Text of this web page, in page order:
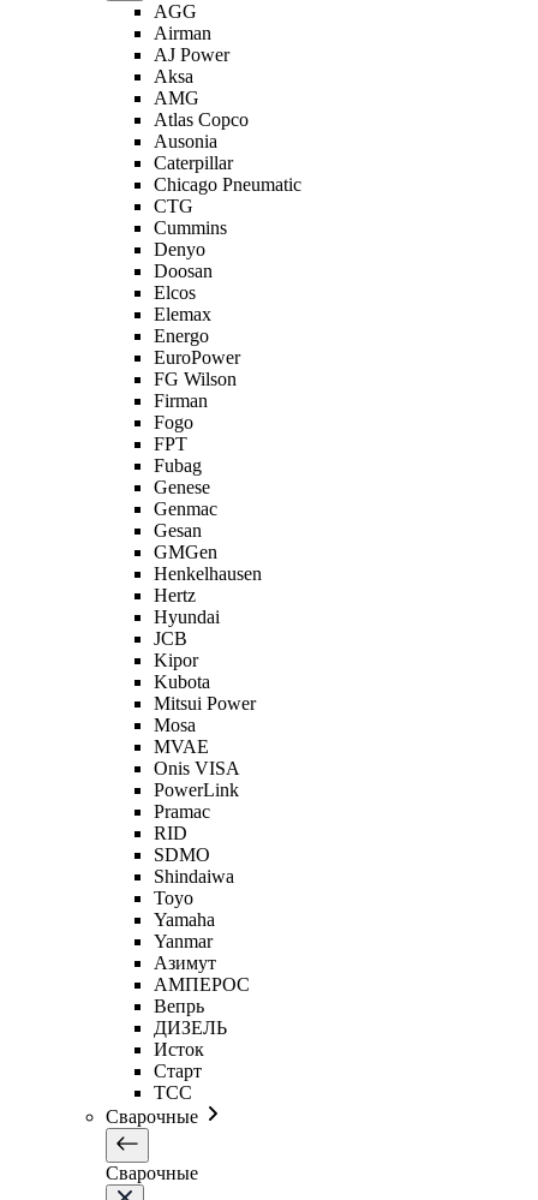
AGG
Airman
AJ Power
Aksa
AMG
Atlas Copco
Ausonia
Caterpillar
Chicago Pneumatic
CTG
Cummins
Denyo
Doosan
Elcos
Elemax
Energo
EuroPower
FG Wilson
Firman
Fogo
FPT
Fubag
Genese
Genmac
Gesan
GMGen
Henkelhausen
Hertz
Hyundai
JCB
Kipor
Kubota
Mitsui Power
Mosa
MVAE
Onis VISA
PowerLink
Pramac
RID
SDMO
Shindaiwa
Toyo
Yamaha
Yanmar
Азимут
АМПЕРОС
Вепрь
ДИЗЕЛЬ
Исток
Старт
ТСС
Сварочные
Сварочные